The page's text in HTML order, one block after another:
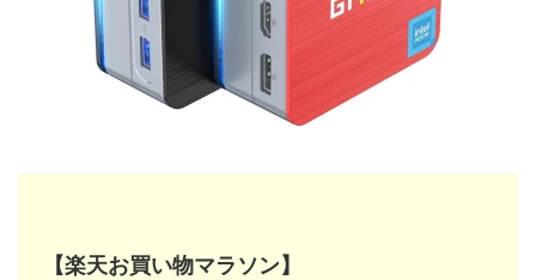
【楽天お買い物マラソン】